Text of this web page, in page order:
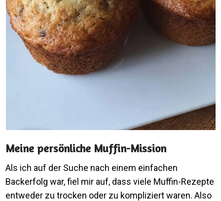
Meine persönliche Muffin-Mission
Als ich auf der Suche nach einem einfachen
Backerfolg war, fiel mir auf, dass viele Muffin-Rezepte
entweder zu trocken oder zu kompliziert waren. Also